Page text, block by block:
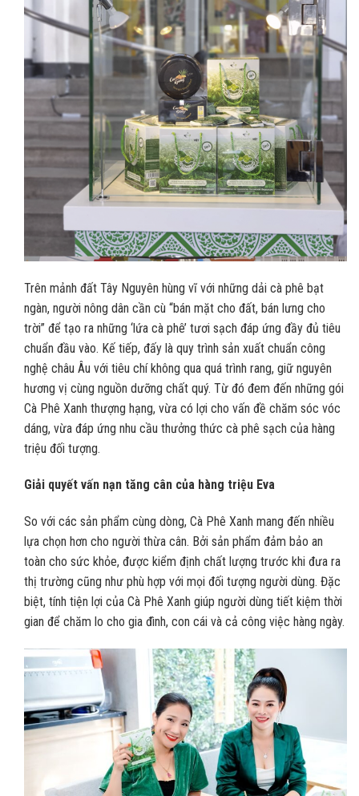
Trên mảnh đất Tây Nguyên hùng vĩ với những dải cà phê bạt
ngàn, người nông dân cần cù “bán mặt cho đất, bán lưng cho
trời” để tạo ra những ‘lứa cà phê’ tươi sạch đáp ứng đầy đủ tiêu
chuẩn đầu vào. Kế tiếp, đấy là quy trình sản xuất chuẩn công
nghệ châu Âu với tiêu chí không qua quá trình rang, giữ nguyên
hương vị cùng nguồn dưỡng chất quý. Từ đó đem đến những gói
Cà Phê Xanh thượng hạng, vừa có lợi cho vấn đề chăm sóc vóc
dáng, vừa đáp ứng nhu cầu thưởng thức cà phê sạch của hàng
triệu đối tượng.
Giải quyết vấn nạn tăng cân của hàng triệu Eva
So với các sản phẩm cùng dòng, Cà Phê Xanh mang đến nhiều
lựa chọn hơn cho người thừa cân. Bởi sản phẩm đảm bảo an
toàn cho sức khỏe, được kiểm định chất lượng trước khi đưa ra
thị trường cũng như phù hợp với mọi đối tượng người dùng. Đặc
biệt, tính tiện lợi của Cà Phê Xanh giúp người dùng tiết kiệm thời
gian để chăm lo cho gia đình, con cái và cả công việc hàng ngày.